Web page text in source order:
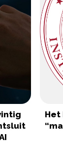
Het